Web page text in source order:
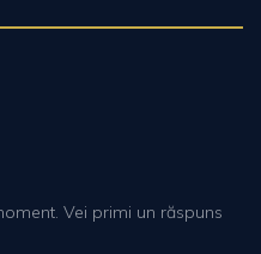
Vei primi un răspuns